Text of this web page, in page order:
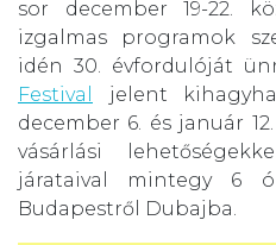
sor december 19-22.
izgalmas programok
idén 30. évfordulóját
Festival
jelent
december 6. és január
vásárlási
járataival mintegy 6
Budapestről Dubajba.